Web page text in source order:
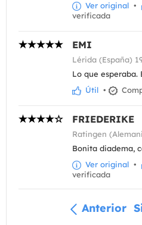
Ver original •
verificada
EMI
Lérida (España)
Lo que esperaba.
Útil •
FRIEDERIKE
Ratingen
Bonita diadema,
Ver original •
verificada
Anterior